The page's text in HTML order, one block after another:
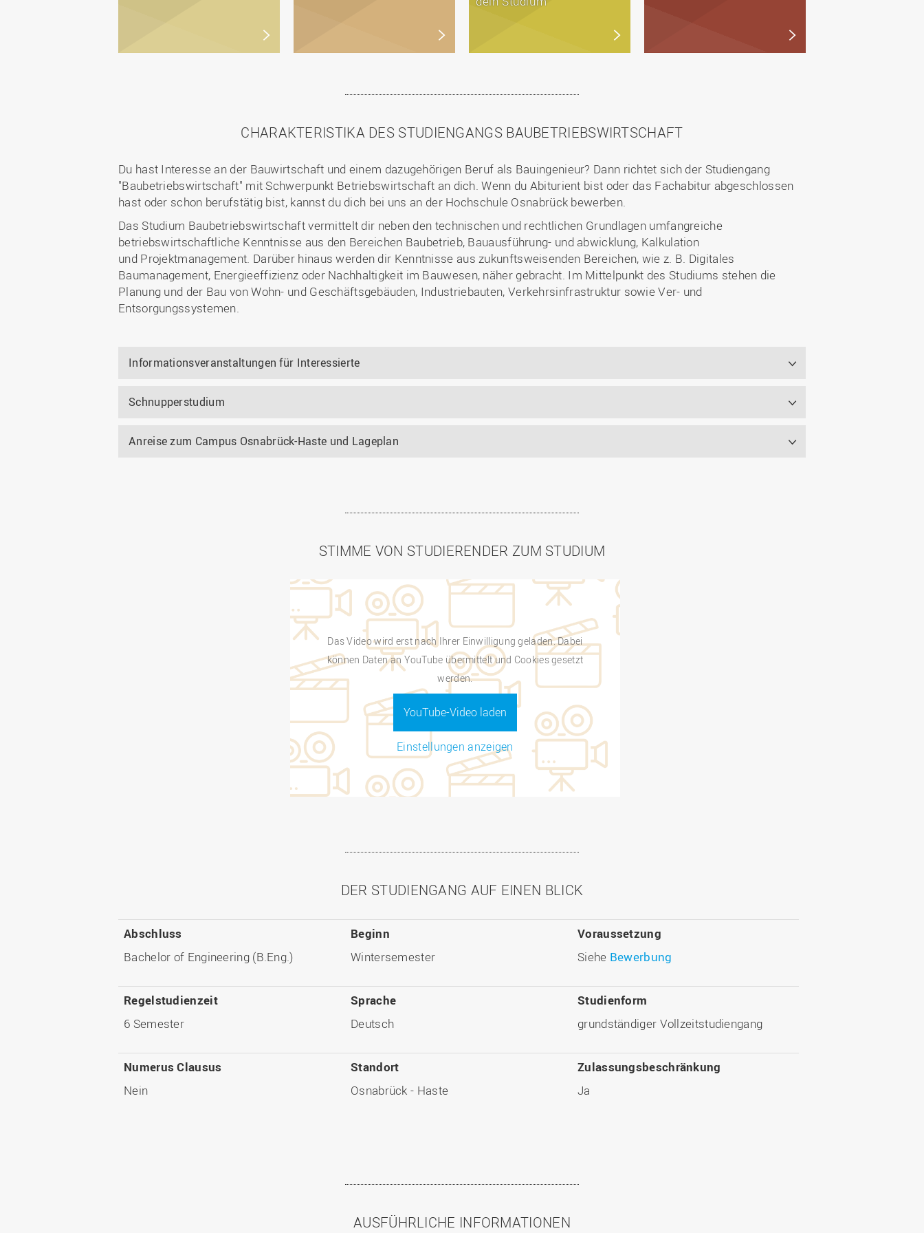
CHARAKTERISTIKA DES STUDIENGANGS BAUBETRIEBSWIRTSCHAFT
Du hast Interesse an der Bauwirtschaft und einem dazugehörigen Beruf als Bauingenieur? Dann richtet sich der Studiengang
"Baubetriebswirtschaft" mit Schwerpunkt Betriebswirtschaft an dich. Wenn du Abiturient bist oder das Fachabitur abgeschlossen
hast oder schon berufstätig bist, kannst du dich bei uns an der Hochschule Osnabrück bewerben.
Das Studium Baubetriebswirtschaft vermittelt dir neben den technischen und rechtlichen Grundlagen umfangreiche
betriebswirtschaftliche Kenntnisse aus den Bereichen Baubetrieb, Bauausführung- und abwicklung, Kalkulation
und Projektmanagement. Darüber hinaus werden dir Kenntnisse aus zukunftsweisenden Bereichen, wie z. B. Digitales
Baumanagement, Energieeffizienz oder Nachhaltigkeit im Bauwesen, näher gebracht. Im Mittelpunkt des Studiums stehen die
Planung und der Bau von Wohn- und Geschäftsgebäuden, Industriebauten, Verkehrsinfrastruktur sowie Ver- und
Entsorgungssystemen.
Informationsveranstaltungen für Interessierte
Schnupperstudium
Anreise zum Campus Osnabrück-Haste und Lageplan
STIMME VON STUDIERENDER ZUM STUDIUM
Das Video wird erst nach Ihrer Einwilligung geladen. Dabei
können Daten an YouTube übermittelt und Cookies gesetzt
werden.
YouTube-Video laden
Einstellungen anzeigen
DER STUDIENGANG AUF EINEN BLICK
Abschluss
Bachelor of Engineering (B.Eng.)
Beginn
Wintersemester
Voraussetzung
Siehe Bewerbung
Regelstudienzeit
6 Semester
Sprache
Deutsch
Studienform
grundständiger Vollzeitstudiengang
Numerus Clausus
Nein
Standort
Osnabrück - Haste
Zulassungsbeschränkung
Ja
AUSFÜHRLICHE INFORMATIONEN